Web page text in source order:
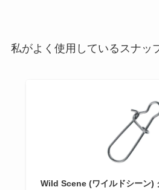
私がよく使用しているスナッ
Wild Scene (ワイルドシーン)